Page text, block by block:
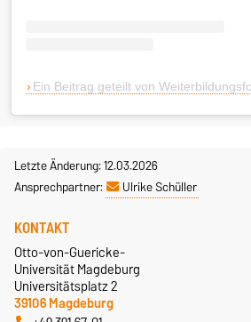
Ein Beitrag geteilt von Weiterbildungsforschung OvGU
Letzte Änderung: 12.03.2026
Ansprechpartner:
Ulrike Schüller
KONTAKT
Otto-von-Guericke-
Universität Magdeburg
Universitätsplatz 2
39106 Magdeburg